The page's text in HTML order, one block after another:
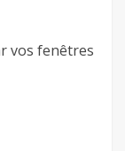
vos fenêtres